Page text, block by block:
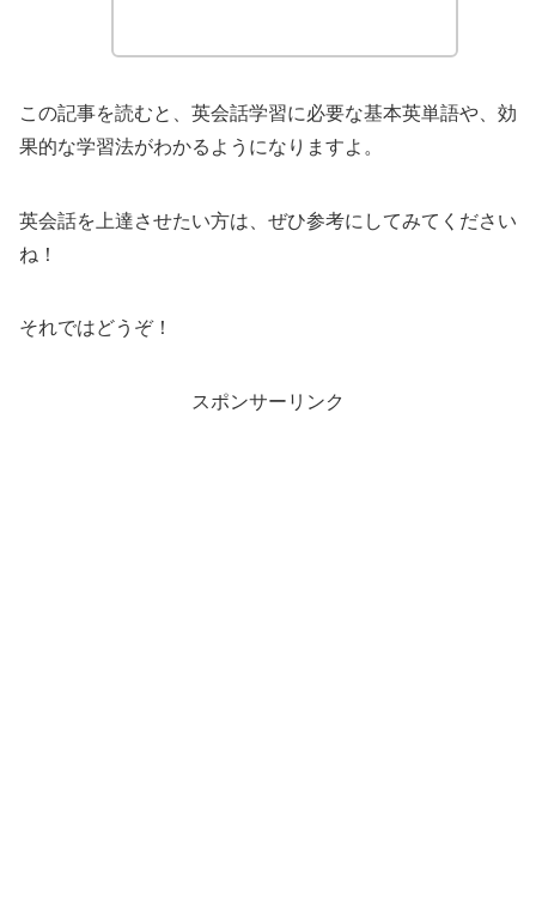
この記事を読むと、英会話学習に必要な基本英単語や、効
果的な学習法がわかるようになりますよ。
英会話を上達させたい方は、ぜひ参考にしてみてください
ね！
それではどうぞ！
スポンサーリンク